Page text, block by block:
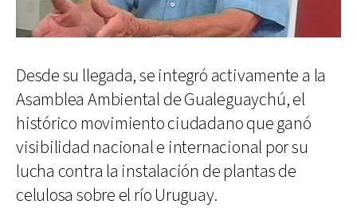
Desde su llegada, se integró activamente a la
Asamblea Ambiental de Gualeguaychú, el
histórico movimiento ciudadano que ganó
visibilidad nacional e internacional por su
lucha contra la instalación de plantas de
celulosa sobre el río Uruguay.